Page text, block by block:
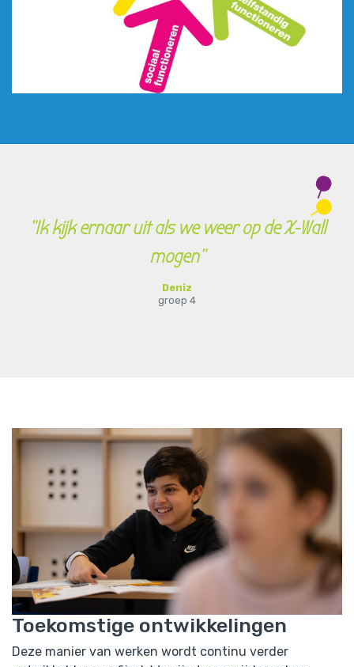
"Ik kijk ernaar uit als we weer op de X-Wall
mogen"
Deniz
groep 4
Toekomstige ontwikkelingen
Deze manier van werken wordt continu verder